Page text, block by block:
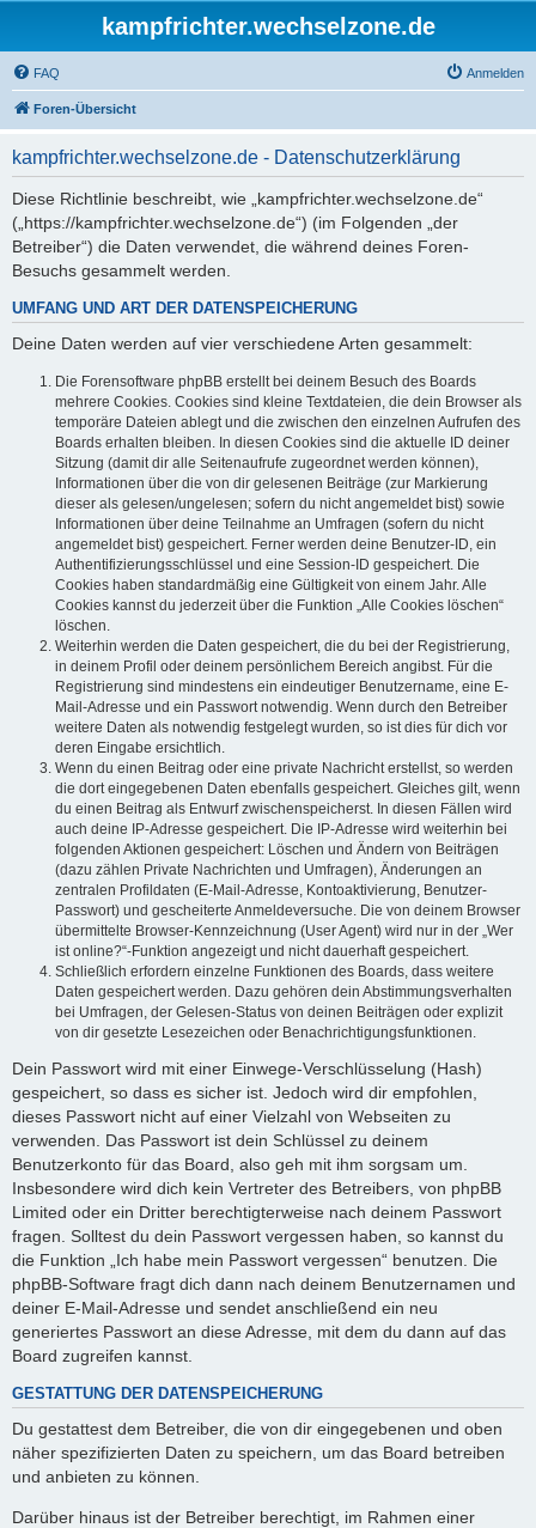
kampfrichter.wechselzone.de
FAQ Anmelden
Foren-Übersicht
kampfrichter.wechselzone.de - Datenschutzerklärung
Diese Richtlinie beschreibt, wie „kampfrichter.wechselzone.de“
(„https://kampfrichter.wechselzone.de“) (im Folgenden „der
Betreiber“) die Daten verwendet, die während deines Foren-
Besuchs gesammelt werden.
UMFANG UND ART DER DATENSPEICHERUNG
Deine Daten werden auf vier verschiedene Arten gesammelt:
Die Forensoftware phpBB erstellt bei deinem Besuch des Boards
mehrere Cookies. Cookies sind kleine Textdateien, die dein Browser als
temporäre Dateien ablegt und die zwischen den einzelnen Aufrufen des
Boards erhalten bleiben. In diesen Cookies sind die aktuelle ID deiner
Sitzung (damit dir alle Seitenaufrufe zugeordnet werden können),
Informationen über die von dir gelesenen Beiträge (zur Markierung
dieser als gelesen/ungelesen; sofern du nicht angemeldet bist) sowie
Informationen über deine Teilnahme an Umfragen (sofern du nicht
angemeldet bist) gespeichert. Ferner werden deine Benutzer-ID, ein
Authentifizierungsschlüssel und eine Session-ID gespeichert. Die
Cookies haben standardmäßig eine Gültigkeit von einem Jahr. Alle
Cookies kannst du jederzeit über die Funktion „Alle Cookies löschen“
löschen.
Weiterhin werden die Daten gespeichert, die du bei der Registrierung,
in deinem Profil oder deinem persönlichem Bereich angibst. Für die
Registrierung sind mindestens ein eindeutiger Benutzername, eine E-
Mail-Adresse und ein Passwort notwendig. Wenn durch den Betreiber
weitere Daten als notwendig festgelegt wurden, so ist dies für dich vor
deren Eingabe ersichtlich.
Wenn du einen Beitrag oder eine private Nachricht erstellst, so werden
die dort eingegebenen Daten ebenfalls gespeichert. Gleiches gilt, wenn
du einen Beitrag als Entwurf zwischenspeicherst. In diesen Fällen wird
auch deine IP-Adresse gespeichert. Die IP-Adresse wird weiterhin bei
folgenden Aktionen gespeichert: Löschen und Ändern von Beiträgen
(dazu zählen Private Nachrichten und Umfragen), Änderungen an
zentralen Profildaten (E-Mail-Adresse, Kontoaktivierung, Benutzer-
Passwort) und gescheiterte Anmeldeversuche. Die von deinem Browser
übermittelte Browser-Kennzeichnung (User Agent) wird nur in der „Wer
ist online?“-Funktion angezeigt und nicht dauerhaft gespeichert.
Schließlich erfordern einzelne Funktionen des Boards, dass weitere
Daten gespeichert werden. Dazu gehören dein Abstimmungsverhalten
bei Umfragen, der Gelesen-Status von deinen Beiträgen oder explizit
von dir gesetzte Lesezeichen oder Benachrichtigungsfunktionen.
Dein Passwort wird mit einer Einwege-Verschlüsselung (Hash)
gespeichert, so dass es sicher ist. Jedoch wird dir empfohlen,
dieses Passwort nicht auf einer Vielzahl von Webseiten zu
verwenden. Das Passwort ist dein Schlüssel zu deinem
Benutzerkonto für das Board, also geh mit ihm sorgsam um.
Insbesondere wird dich kein Vertreter des Betreibers, von phpBB
Limited oder ein Dritter berechtigterweise nach deinem Passwort
fragen. Solltest du dein Passwort vergessen haben, so kannst du
die Funktion „Ich habe mein Passwort vergessen“ benutzen. Die
phpBB-Software fragt dich dann nach deinem Benutzernamen und
deiner E-Mail-Adresse und sendet anschließend ein neu
generiertes Passwort an diese Adresse, mit dem du dann auf das
Board zugreifen kannst.
GESTATTUNG DER DATENSPEICHERUNG
Du gestattest dem Betreiber, die von dir eingegebenen und oben
näher spezifizierten Daten zu speichern, um das Board betreiben
und anbieten zu können.
Darüber hinaus ist der Betreiber berechtigt, im Rahmen einer